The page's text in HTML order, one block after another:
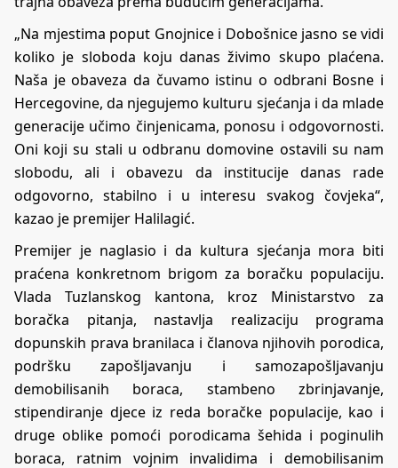
„Na mjestima poput Gnojnice i Dobošnice jasno se vidi
koliko je sloboda koju danas živimo skupo plaćena.
Naša je obaveza da čuvamo istinu o odbrani Bosne i
Hercegovine, da njegujemo kulturu sjećanja i da mlade
generacije učimo činjenicama, ponosu i odgovornosti.
Oni koji su stali u odbranu domovine ostavili su nam
slobodu, ali i obavezu da institucije danas rade
odgovorno, stabilno i u interesu svakog čovjeka“,
kazao je premijer Halilagić.
Premijer je naglasio i da kultura sjećanja mora biti
praćena konkretnom brigom za boračku populaciju.
Vlada Tuzlanskog kantona, kroz Ministarstvo za
boračka pitanja, nastavlja realizaciju programa
dopunskih prava branilaca i članova njihovih porodica,
podršku zapošljavanju i samozapošljavanju
demobilisanih boraca, stambeno zbrinjavanje,
stipendiranje djece iz reda boračke populacije, kao i
druge oblike pomoći porodicama šehida i poginulih
boraca, ratnim vojnim invalidima i demobilisanim